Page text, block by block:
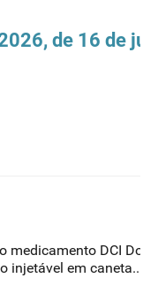
de 16 de
medicamento DCI
em caneta..."